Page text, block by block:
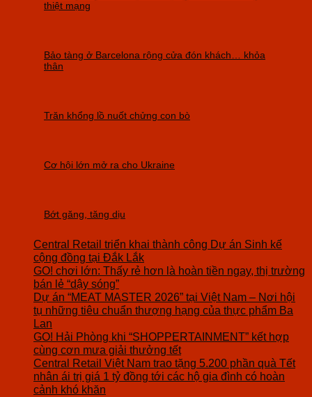
thiệt mạng
Bảo tàng ở Barcelona rộng cửa đón khách… khỏa
thân
Trăn khổng lồ nuốt chửng con bò
Cơ hội lớn mở ra cho Ukraine
Bớt găng, tăng dịu
Central Retail triển khai thành công Dự án Sinh kế
cộng đồng tại Đắk Lắk
GO! chơi lớn: Thấy rẻ hơn là hoàn tiền ngay, thị trường
bán lẻ “dậy sóng”
Dự án “MEAT MASTER 2026” tại Việt Nam – Nơi hội
tụ những tiêu chuẩn thượng hạng của thực phẩm Ba
Lan
GO! Hải Phòng khi “SHOPPERTAINMENT” kết hợp
cùng cơn mưa giải thưởng tết
Central Retail Việt Nam trao tặng 5.200 phần quà Tết
nhân ái trị giá 1 tỷ đồng tới các hộ gia đình có hoàn
cảnh khó khăn